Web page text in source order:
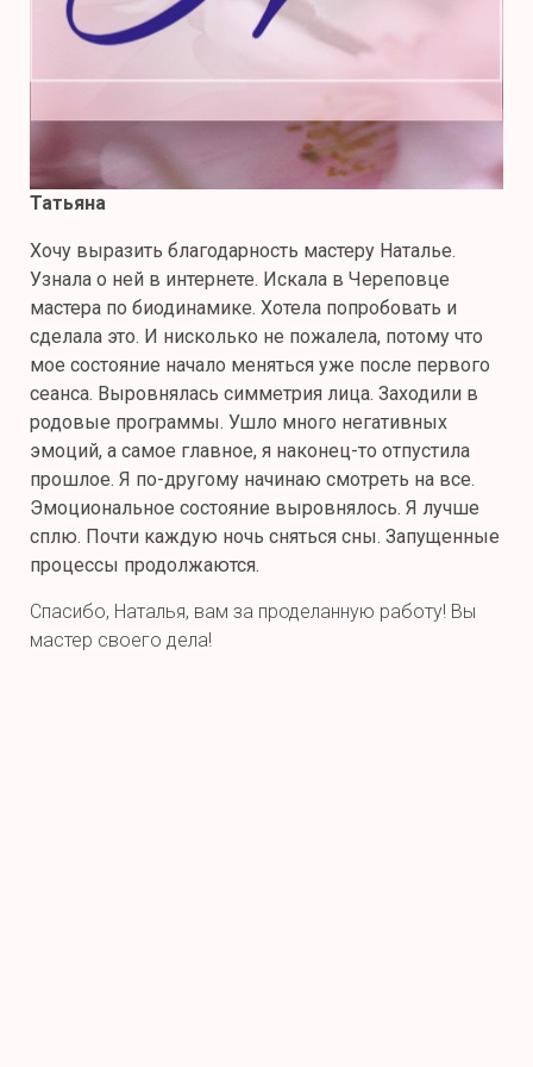
natali.10@mail.ru
+7 (921) 130-96-79
Татьяна
Хочу выразить благодарность мастеру Наталье.
Узнала о ней в интернете. Искала в Череповце
мастера по биодинамике. Хотела попробовать и
сделала это. И нисколько не пожалела, потому что
мое состояние начало меняться уже после первого
сеанса. Выровнялась симметрия лица. Заходили в
родовые программы. Ушло много негативных
эмоций, а самое главное, я наконец-то отпустила
прошлое. Я по-другому начинаю смотреть на все.
Эмоциональное состояние выровнялось. Я лучше
сплю. Почти каждую ночь сняться сны. Запущенные
процессы продолжаются.
Спасибо, Наталья, вам за проделанную работу! Вы
мастер своего дела!